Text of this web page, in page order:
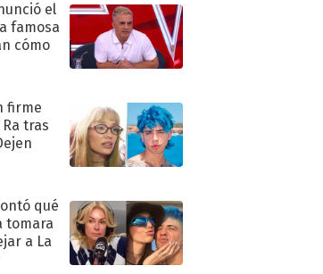
el
famosa
cómo
firme
tras
qué
tomara
a La